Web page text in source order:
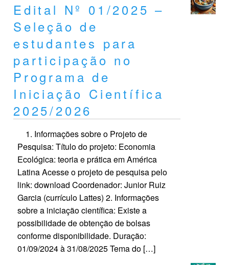
Edital Nº 01/2025 –
Seleção de
estudantes para
participação no
Programa de
Iniciação Científica
2025/2026
1. Informações sobre o Projeto de
Pesquisa: Título do projeto: Economia
Ecológica: teoria e prática em América
Latina Acesse o projeto de pesquisa pelo
link: download Coordenador: Junior Ruiz
Garcia (currículo Lattes) 2. Informações
sobre a iniciação científica: Existe a
possibilidade de obtenção de bolsas
conforme disponibilidade. Duração:
01/09/2024 à 31/08/2025 Tema do […]